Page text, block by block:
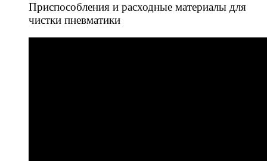
Приспособления и расходные материалы для
чистки пневматики